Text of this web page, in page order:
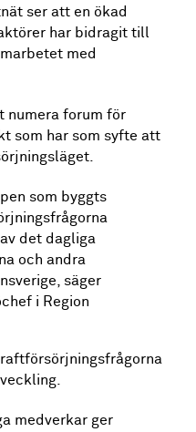
ser att en ökad
har bidragit till
med
numera forum för
som har som syfte att
som byggts
det dagliga
och andra
säger
i Region
medverkar ger